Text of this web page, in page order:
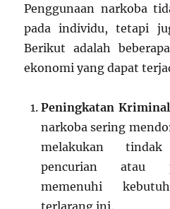
Penggunaan narkoba
pada individu, tetapi
Berikut adalah
ekonomi yang dapat
Peningkatan
narkoba sering
melakukan
pencurian atau
memenuhi
terlarang ini.